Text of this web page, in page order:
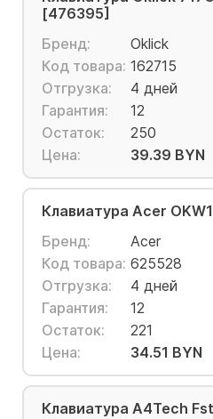
[476395]
Бренд:
Oklick
Код товара: 162715
Отгрузка:
4 дней
Гарантия:
12
Остаток:
250
Цена:
39.39 BYN
Клавиатура Acer
Бренд:
Acer
Код товара: 625528
Отгрузка:
4 дней
Гарантия:
12
Остаток:
221
Цена:
34.51 BYN
Клавиатура A4Tech